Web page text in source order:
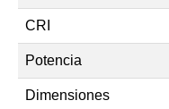
CRI
Potencia
Dimensiones